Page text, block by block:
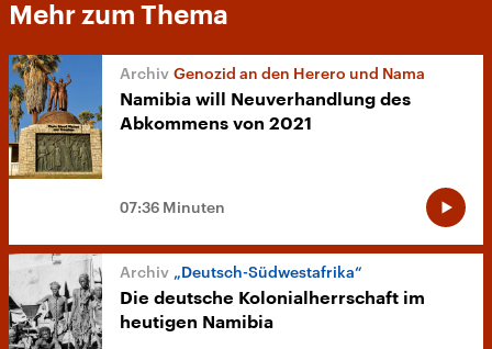
Mehr zum Thema
Genozid an den Herero und Nama
Namibia will Neuverhandlung des
Abkommens von 2021
07:36 Minuten
„Deutsch-Südwestafrika“
Die deutsche Kolonialherrschaft im
heutigen Namibia